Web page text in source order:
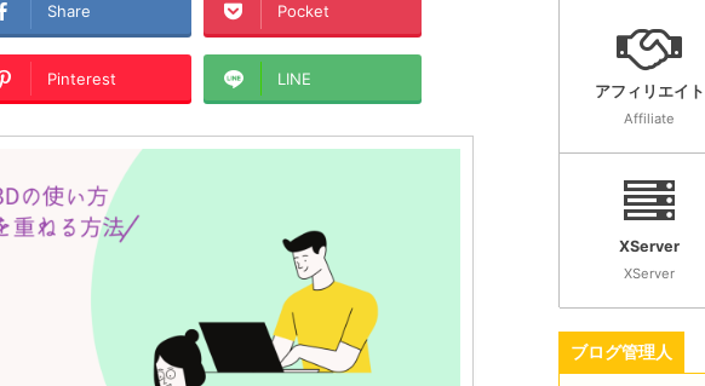
Share Pocket
Pinterest LINE
アフィリエイト
Affiliate
XServer
XServer
ブログ管理人